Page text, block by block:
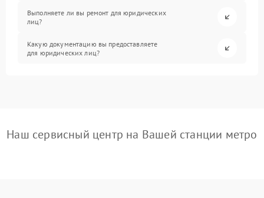
Выполняете ли вы ремонт для юридических
лиц?
Какую документацию вы предоставляете
для юридических лиц?
Наш сервисный центр на Вашей станции метро